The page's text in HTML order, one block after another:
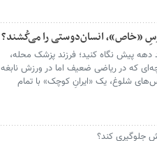
«خاص»، انسان‌دوستی را می‌کُشند؟
پیش نگاه کنید؛ فرزند پزشک محله،
که در ریاضی ضعیف اما در ورزش نابغه
شلوغ، یک «ایرانِ کوچک» با تمام
جلوگیری کند؟